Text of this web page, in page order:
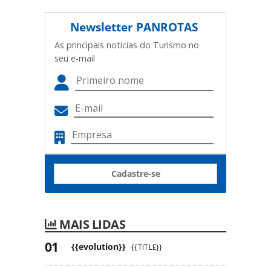
Newsletter PANROTAS
As principais notícias do Turismo no
seu e-mail
Cadastre-se
MAIS LIDAS
{{evolution}} {{TITLE}}